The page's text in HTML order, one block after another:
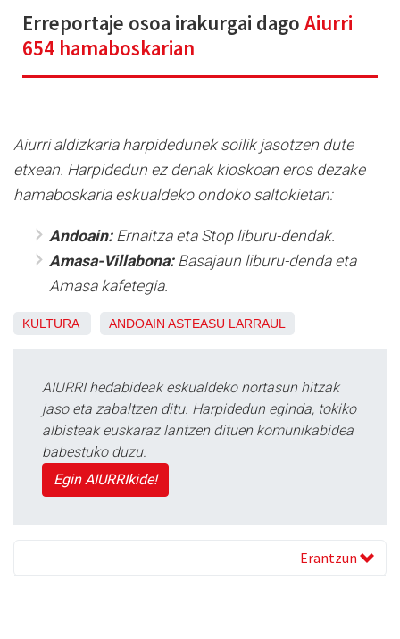
Erreportaje osoa irakurgai dagoAiurri
654 hamaboskarian
Aiurri aldizkaria harpidedunek soilik jasotzen dute
etxean. Harpidedun ez denak kioskoan eros dezake
hamaboskaria eskualdeko ondoko saltokietan:
Andoain: Ernaitza eta Stop liburu-dendak.
Amasa-Villabona:Basajaun liburu-denda eta
Amasa kafetegia.
KULTURA ANDOAIN ASTEASU LARRAUL
AIURRI hedabideak eskualdeko nortasun hitzak
jaso eta zabaltzen ditu. Harpidedun eginda, tokiko
albisteak euskaraz lantzen dituen komunikabidea
babestuko duzu.
Egin AIURRIkide!
Erantzun